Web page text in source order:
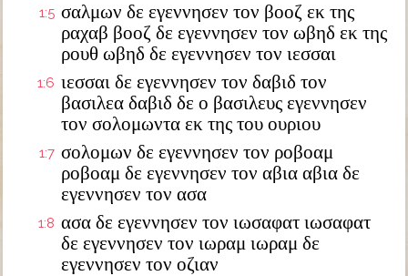
1:5 σαλμων δε εγεννησεν τον βοοζ εκ της
ραχαβ βοοζ δε εγεννησεν τον ωβηδ εκ της
ρουθ ωβηδ δε εγεννησεν τον ιεσσαι
1:6 ιεσσαι δε εγεννησεν τον δαβιδ τον
βασιλεα δαβιδ δε ο βασιλευς εγεννησεν
τον σολομωντα εκ της του ουριου
1:7 σολομων δε εγεννησεν τον ροβοαμ
ροβοαμ δε εγεννησεν τον αβια αβια δε
εγεννησεν τον ασα
1:8 ασα δε εγεννησεν τον ιωσαφατ ιωσαφατ
δε εγεννησεν τον ιωραμ ιωραμ δε
εγεννησεν τον οζιαν